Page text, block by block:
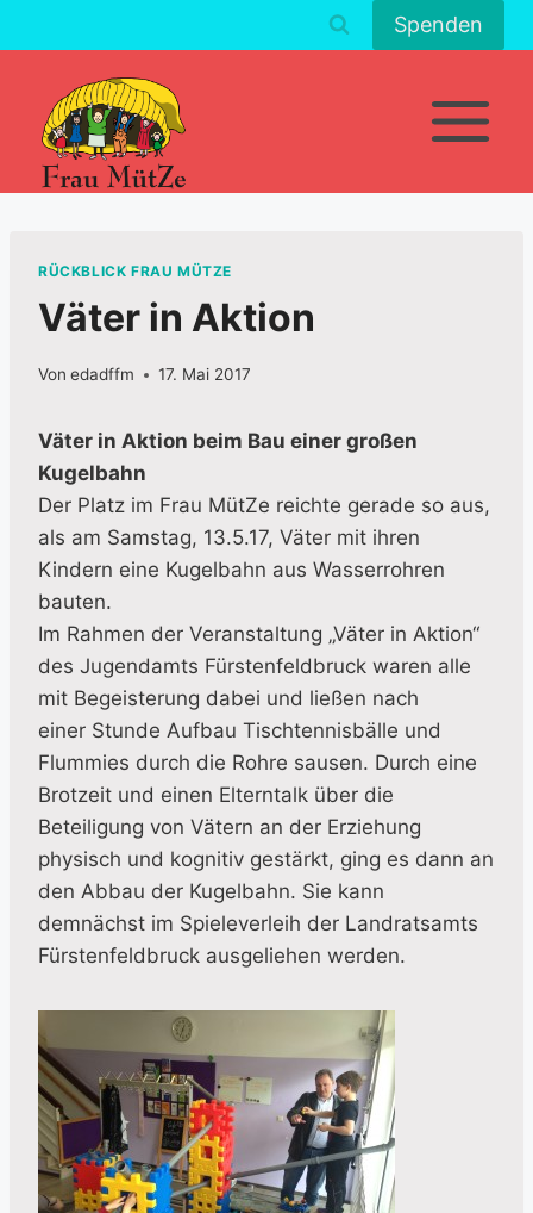
Inhalt
Spenden
RÜCKBLICK FRAU MÜTZE
Väter in Aktion
Von edadffm 17. Mai 2017
Väter in Aktion beim Bau einer großen
Kugelbahn
Der Platz im Frau MütZe reichte gerade so aus,
als am Samstag, 13.5.17, Väter mit ihren
Kindern eine Kugelbahn aus Wasserrohren
bauten.
Im Rahmen der Veranstaltung „Väter in Aktion“
des Jugendamts Fürstenfeldbruck waren alle
mit Begeisterung dabei und ließen nach
einer Stunde Aufbau Tischtennisbälle und
Flummies durch die Rohre sausen. Durch eine
Brotzeit und einen Elterntalk über die
Beteiligung von Vätern an der Erziehung
physisch und kognitiv gestärkt, ging es dann an
den Abbau der Kugelbahn. Sie kann
demnächst im Spieleverleih der Landratsamts
Fürstenfeldbruck ausgeliehen werden.